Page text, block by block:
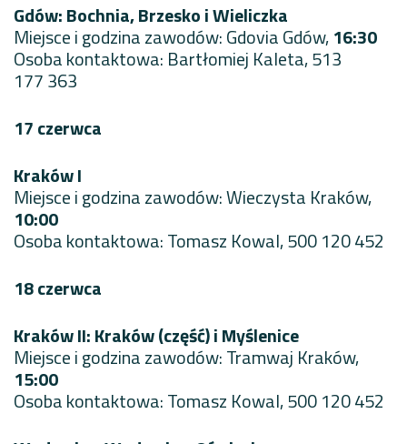
Gdów: Bochnia, Brzesko i Wieliczka
Miejsce i godzina zawodów: Gdovia Gdów,16:30
Osoba kontaktowa: Bartłomiej Kaleta, 513
177 363
17 czerwca
Kraków I
Miejsce i godzina zawodów: Wieczysta Kraków,
10:00
Osoba kontaktowa: Tomasz Kowal, 500 120 452
18 czerwca
Kraków II: Kraków (część) i Myślenice
Miejsce i godzina zawodów: Tramwaj Kraków,
15:00
Osoba kontaktowa: Tomasz Kowal, 500 120 452